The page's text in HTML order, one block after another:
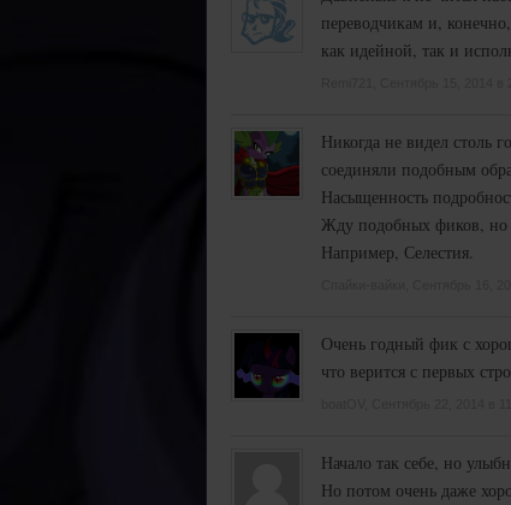
переводчикам и,
как идейной, так и
Никогда не видел столь
соединяли подобным
Насыщенность
Жду подобных фиков, но
Например, Селестия.
Очень годный фик с
что верится с первых
Начало так себе, но
Но потом очень даже